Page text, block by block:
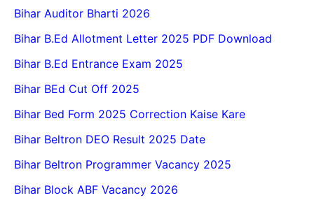
Bihar Auditor Bharti 2026
Bihar B.Ed Allotment Letter 2025 PDF Download
Bihar B.Ed Entrance Exam 2025
Bihar BEd Cut Off 2025
Bihar Bed Form 2025 Correction Kaise Kare
Bihar Beltron DEO Result 2025 Date
Bihar Beltron Programmer Vacancy 2025
Bihar Block ABF Vacancy 2026